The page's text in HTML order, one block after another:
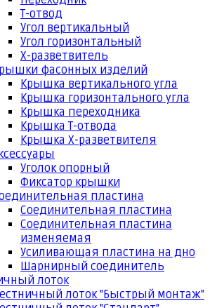
Т-отвод
Угол вертикальный
Угол горизонтальный
Х-разветвитель
фасонных изделий
Крышка вертикального угла
Крышка горизонтального угла
Крышка переходника
Крышка Т-отвода
Крышка Х-разветвителя
Уголок опорный
Фиксатор крышки
пластина
Соединительная пластина
Соединительная пластина
изменяемая
Усиливающая пластина на дно
Шарнирный соединитель
лоток
лоток "Быстрый монтаж"